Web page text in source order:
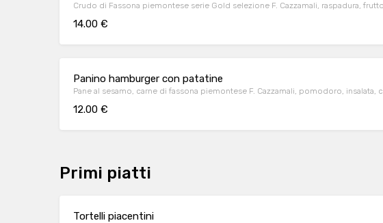
Crudo di Fassona piemontese serie Gold selezione F. Cazzamali, raspadura,
14.00 €
Panino hamburger con patatine
Pane al sesamo, carne di fassona piemontese F. Cazzamali, pomodoro, insalata,
12.00 €
Primi piatti
Tortelli piacentini